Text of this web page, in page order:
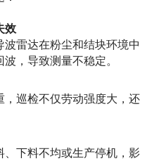
效
雷达在粉尘和结块环境中
，导致测量不稳定。
巡检不仅劳动强度大，还
下料不均或生产停机，影